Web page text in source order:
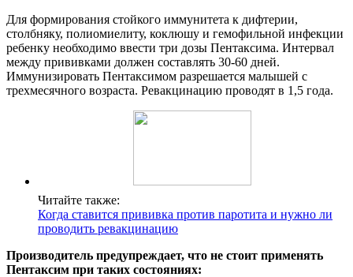
Для формирования стойкого иммунитета к дифтерии,
столбняку, полиомиелиту, коклюшу и гемофильной инфекции
ребенку необходимо ввести три дозы Пентаксима. Интервал
между прививками должен составлять 30-60 дней.
Иммунизировать Пентаксимом разрешается малышей с
трехмесячного возраста. Ревакцинацию проводят в 1,5 года.
Читайте также:
Когда ставится прививка против паротита и нужно ли
проводить ревакцинацию
Производитель предупреждает, что не стоит применять
Пентаксим при таких состояниях: